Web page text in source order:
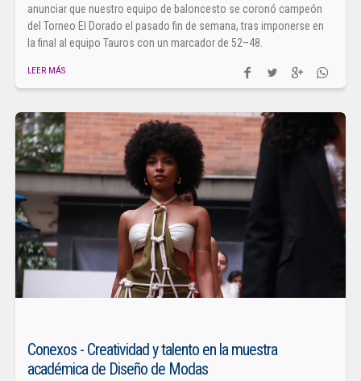
anunciar que nuestro equipo de baloncesto se coronó campeón
del Torneo El Dorado el pasado fin de semana, tras imponerse en
la final al equipo Tauros con un marcador de 52–48.
LEER MÁS
Conexos - Creatividad y talento en la muestra
académica de Diseño de Modas